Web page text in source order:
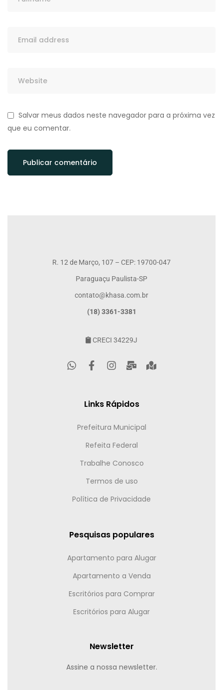
Salvar meus dados neste navegador para a próxima vez
que eu comentar.
R. 12 de Março, 107 – CEP: 19700-047
Paraguaçu Paulista-SP
contato@khasa.com.br
(18) 3361-3381
CRECI 34229J
Links Rápidos
Prefeitura Municipal
Refeita Federal
Trabalhe Conosco
Termos de uso
Política de Privacidade
Pesquisas populares
Apartamento para Alugar
Apartamento a Venda
Escritórios para Comprar
Escritórios para Alugar
Newsletter
Assine a nossa newsletter.